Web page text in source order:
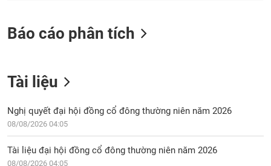
Báo cáo phân tích
Tài liệu
Nghị quyết đại hội đồng cổ đông thường niên năm 2026
08/08/2026 04:05
Tài liệu đại hội đồng cổ đông thường niên năm 2026
08/08/2026 04:05